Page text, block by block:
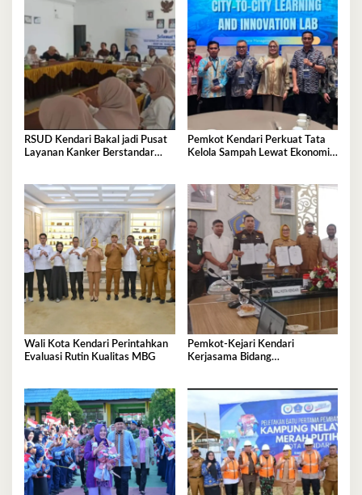
RSUD Kendari Bakal jadi Pusat
Layanan Kanker Berstandar
Pemkot Kendari Perkuat Tata
Kelola Sampah Lewat Ekonomi
Wali Kota Kendari Perintahkan
Evaluasi Rutin Kualitas MBG
Pemkot-Kejari Kendari
Kerjasama Bidang